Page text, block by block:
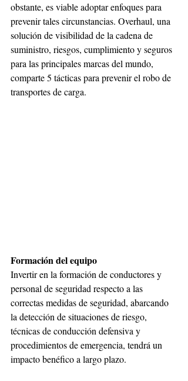
obstante, es viable adoptar enfoques para
prevenir tales circunstancias. Overhaul, una
solución de visibilidad de la cadena de
suministro, riesgos, cumplimiento y seguros
para las principales marcas del mundo,
comparte 5 tácticas para prevenir el robo de
transportes de carga.
Formación del equipo
Invertir en la formación de conductores y
personal de seguridad respecto a las
correctas medidas de seguridad, abarcando
la detección de situaciones de riesgo,
técnicas de conducción defensiva y
procedimientos de emergencia, tendrá un
impacto benéfico a largo plazo.